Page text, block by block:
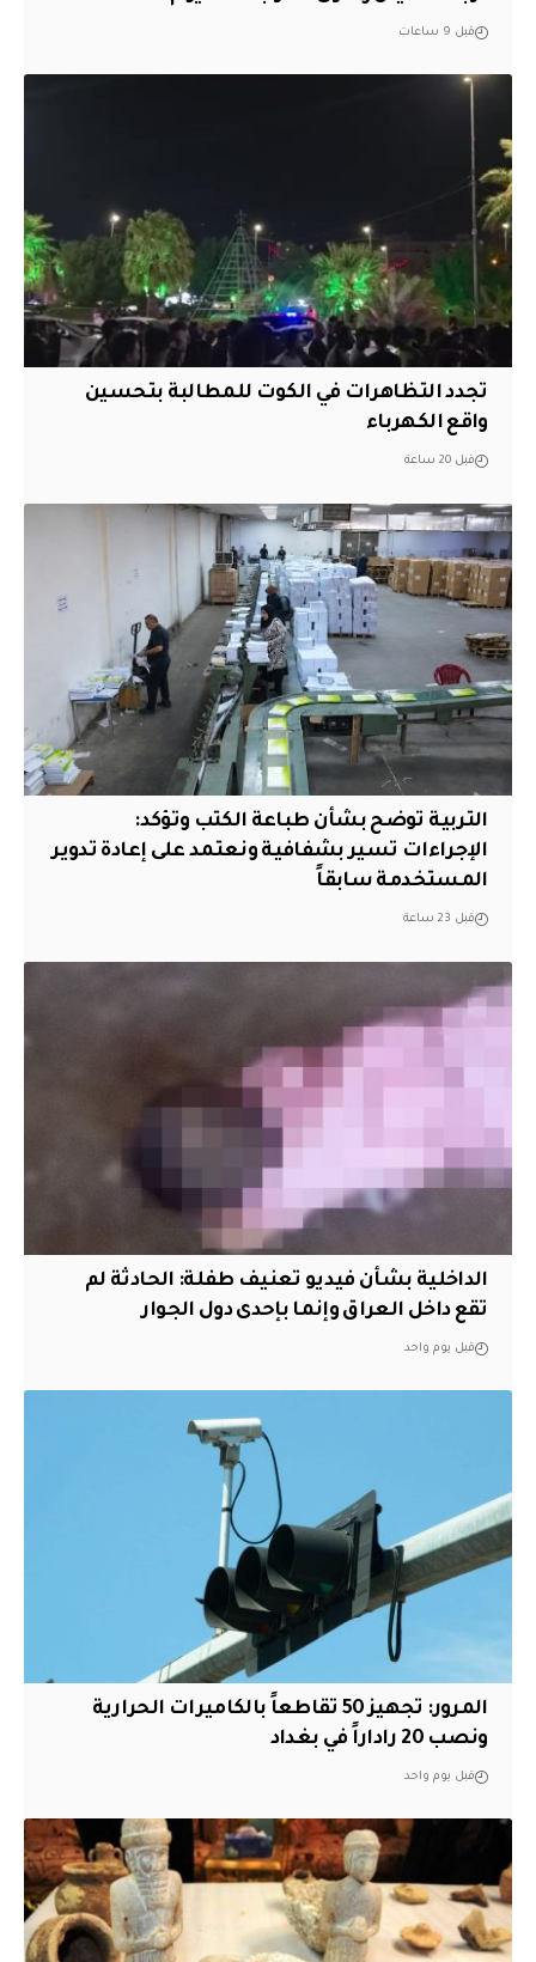
قبل 9 ساعات
تجدد التظاهرات في الكوت للمطالبة بتحسين
واقع الكهرباء
قبل 20 ساعة
التربية توضح بشأن طباعة الكتب وتؤكد:
الإجراءات تسير بشفافية ونعتمد على إعادة تدوير
المستخدمة سابقاً
قبل 23 ساعة
الداخلية بشأن فيديو تعنيف طفلة: الحادثة لم
تقع داخل العراق وإنما بإحدى دول الجوار
قبل يوم واحد
المرور: تجهيز 50 تقاطعاً بالكاميرات الحرارية
ونصب 20 راداراً في بغداد
قبل يوم واحد